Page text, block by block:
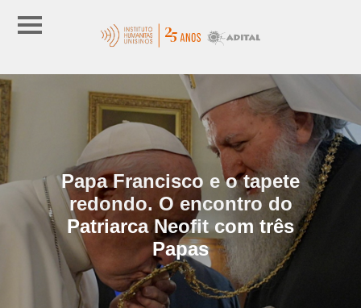
Papa Francisco e o tapete
redondo. O encontro do
Patriarca Neofit com três
Papas